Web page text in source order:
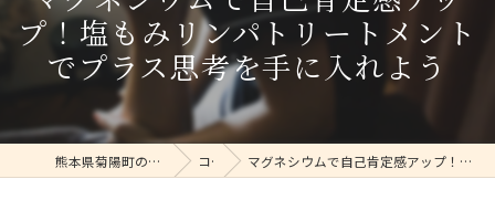
プ！塩もみリンパトリートメント
でプラス思考を手に入れよう
熊本県菊陽町のフェイシャルならmoderation コラム マグネシウムで自己肯定感アップ！塩もみリンパトリートメントでプラス思考を手に入れよう